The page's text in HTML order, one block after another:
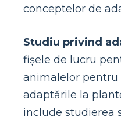
conceptelor de
Studiu privind
fișele de lucru
animalelor pentru
adaptările la
include studierea